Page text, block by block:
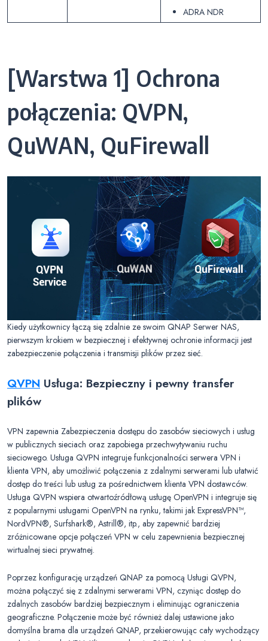
ADRA NDR
[Warstwa 1] Ochrona
połączenia: QVPN,
QuWAN, QuFirewall
Kiedy użytkownicy łączą się zdalnie ze swoim QNAP Serwer NAS,
pierwszym krokiem w bezpiecznej i efektywnej ochronie informacji jest
zabezpieczenie połączenia i transmisji plików przez sieć.
QVPN Usługa: Bezpieczny i pewny transfer
plików
VPN zapewnia Zabezpieczenia dostępu do zasobów sieciowych i usług
w publicznych sieciach oraz zapobiega przechwytywaniu ruchu
sieciowego. Usługa QVPN integruje funkcjonalności serwera VPN i
klienta VPN, aby umożliwić połączenia z zdalnymi serwerami lub ułatwić
dostęp do treści lub usług za pośrednictwem klienta VPN dostawców.
Usługa QVPN wspiera otwartoźródłową usługę OpenVPN i integruje się
z popularnymi usługami OpenVPN na rynku, takimi jak ExpressVPN™,
NordVPN®, Surfshark®, Astrill®, itp., aby zapewnić bardziej
zróżnicowane opcje połączeń VPN w celu zapewnienia bezpiecznej
wirtualnej sieci prywatnej.
Poprzez konfigurację urządzeń QNAP za pomocą Usługi QVPN,
można połączyć się z zdalnymi serwerami VPN, czyniąc dostęp do
zdalnych zasobów bardziej bezpiecznym i eliminując ograniczenia
geograficzne. Połączenie może być również dalej ustawione jako
domyślna brama dla urządzeń QNAP, przekierowując cały wychodzący